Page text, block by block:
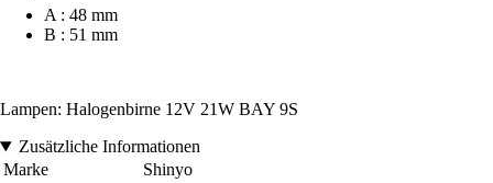
A : 48 mm
B : 51 mm
Lampen: Halogenbirne 12V 21W BAY 9S
Zusätzliche Informationen
Marke
Shinyo